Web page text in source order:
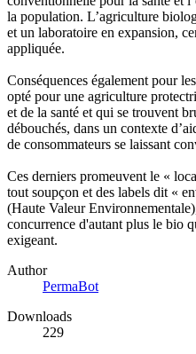
la population. L’agriculture
et un laboratoire en expansion,
appliquée.
Conséquences également pour
opté pour une agriculture
et de la santé et qui se trouvent
débouchés, dans un contexte
de consommateurs se laissant
Ces derniers promeuvent le «
tout soupçon et des labels dit «
(Haute Valeur
concurrence d'autant plus le bio
exigeant.
Author
PermaBot
Downloads
229